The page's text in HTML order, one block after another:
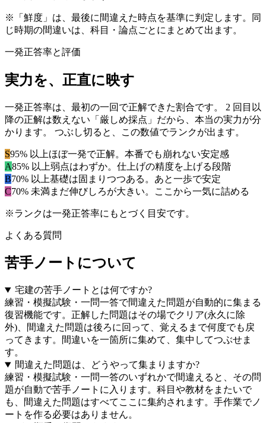
※「鮮度」は、最後に間違えた時点を基準に判定します。同
じ時期の間違いは、科目・論点ごとにまとめて出ます。
一発正答率と評価
実力を、正直に映す
一発正答率は、最初の一回で正解できた割合です。 2 回目以
降の正解は数えない「厳しめ採点」だから、本当の実力が分
かります。 つぶし切ると、この数値でランクが出ます。
S95% 以上ほぼ一発で正解。本番でも崩れない安定感
A85% 以上弱点はわずか。仕上げの精度を上げる段階
B70% 以上基礎は固まりつつある。あと一歩で安定
C70% 未満まだ伸びしろが大きい。ここから一気に詰める
※ランクは一発正答率にもとづく目安です。
よくある質問
苦手ノートについて
宅建の苦手ノートとは何ですか?
練習・模擬試験・一問一答で間違えた問題が自動的に集まる
復習機能です。正解した問題はその場でクリア(永久に除
外)、間違えた問題は後ろに回って、覚えるまで何度でも戻
ってきます。間違いを一箇所に集めて、集中してつぶせま
す。
間違えた問題は、どうやって集まりますか?
練習・模擬試験・一問一答のいずれかで間違えると、その問
題が自動で苦手ノートに入ります。科目や教材をまたいで
も、間違えた問題はすべてここに集約されます。手作業でノ
ートを作る必要はありません。